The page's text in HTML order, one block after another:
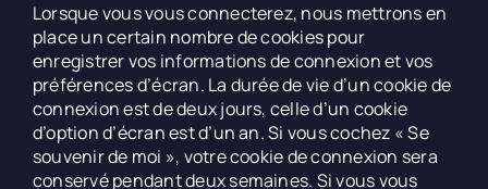
Lorsque vous vous connecterez, nous mettrons en
place un certain nombre de cookies pour
enregistrer vos informations de connexion et vos
préférences d’écran. La durée de vie d’un cookie de
connexion est de deux jours, celle d’un cookie
d’option d’écran est d’un an. Si vous cochez « Se
souvenir de moi », votre cookie de connexion sera
conservé pendant deux semaines. Si vous vous